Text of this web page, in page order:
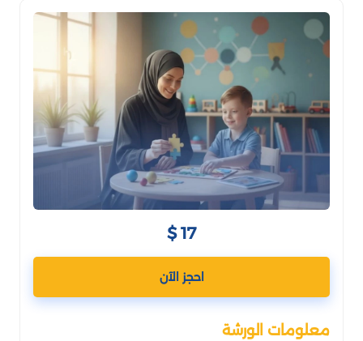
17 $
احجز الآن
معلومات الورشة